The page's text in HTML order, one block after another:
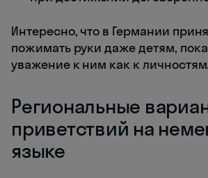
Интересно, что в Германии
пожимать руки даже детям,
уважение к ним как к личностям.
Региональные
приветствий на
языке